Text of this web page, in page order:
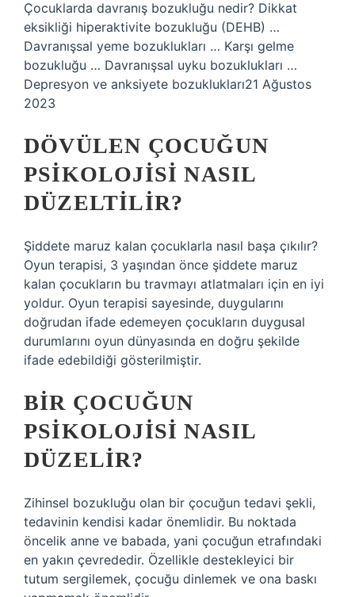
Çocuklarda davranış bozukluğu nedir? Dikkat
eksikliği hiperaktivite bozukluğu (DEHB) …
Davranışsal yeme bozuklukları … Karşı gelme
bozukluğu … Davranışsal uyku bozuklukları …
Depresyon ve anksiyete bozuklukları21 Ağustos
2023
DÖVÜLEN ÇOCUĞUN
PSIKOLOJISI NASIL
DÜZELTILIR?
Şiddete maruz kalan çocuklarla nasıl başa çıkılır?
Oyun terapisi, 3 yaşından önce şiddete maruz
kalan çocukların bu travmayı atlatmaları için en iyi
yoldur. Oyun terapisi sayesinde, duygularını
doğrudan ifade edemeyen çocukların duygusal
durumlarını oyun dünyasında en doğru şekilde
ifade edebildiği gösterilmiştir.
BIR ÇOCUĞUN
PSIKOLOJISI NASIL
DÜZELIR?
Zihinsel bozukluğu olan bir çocuğun tedavi şekli,
tedavinin kendisi kadar önemlidir. Bu noktada
öncelik anne ve babada, yani çocuğun etrafındaki
en yakın çevrededir. Özellikle destekleyici bir
tutum sergilemek, çocuğu dinlemek ve ona baskı